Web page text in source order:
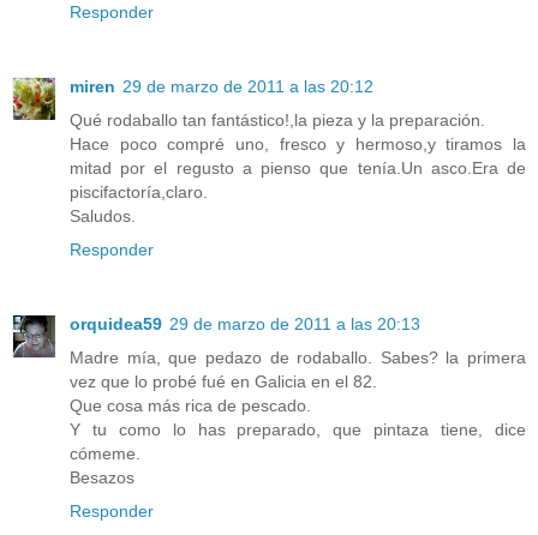
Responder
miren 29 de marzo de 2011 a las 20:12
Qué rodaballo tan fantástico!,la pieza y la preparación.
Hace poco compré uno, fresco y hermoso,y tiramos la
mitad por el regusto a pienso que tenía.Un asco.Era de
piscifactoría,claro.
Saludos.
Responder
orquidea59 29 de marzo de 2011 a las 20:13
Madre mía, que pedazo de rodaballo. Sabes? la primera
vez que lo probé fué en Galicia en el 82.
Que cosa más rica de pescado.
Y tu como lo has preparado, que pintaza tiene, dice
cómeme.
Besazos
Responder